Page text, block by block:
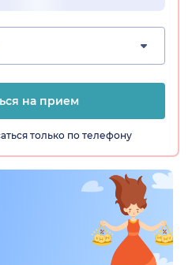
на прием
только по телефону